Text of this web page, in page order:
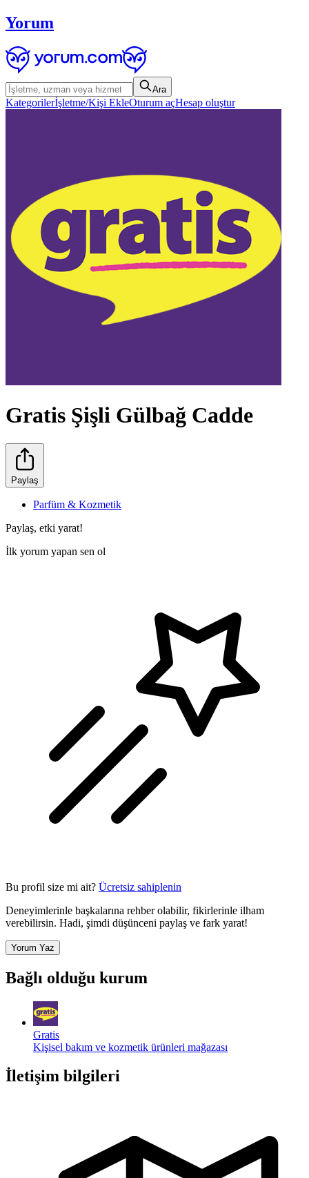
Yorum
Ara
Kategorilerİşletme/Kişi EkleOturum açHesap oluştur
Gratis Şişli Gülbağ Cadde
Paylaş
Parfüm & Kozmetik
Paylaş, etki yarat!
İlk yorum yapan sen ol
Bu profil size mi ait? Ücretsiz sahiplenin
Deneyimlerinle başkalarına rehber olabilir, fikirlerinle ilham
verebilirsin. Hadi, şimdi düşünceni paylaş ve fark yarat!
Yorum Yaz
Bağlı olduğu kurum
Gratis
Kişisel bakım ve kozmetik ürünleri mağazası
İletişim bilgileri